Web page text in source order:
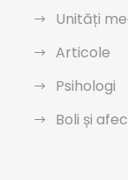
Unități
Articole
Psihologi
Boli și